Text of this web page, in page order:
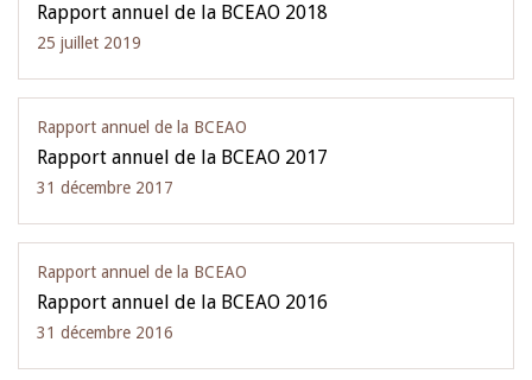
Rapport annuel de la BCEAO 2018
25 juillet 2019
Rapport annuel de la BCEAO
Rapport annuel de la BCEAO 2017
31 décembre 2017
Rapport annuel de la BCEAO
Rapport annuel de la BCEAO 2016
31 décembre 2016